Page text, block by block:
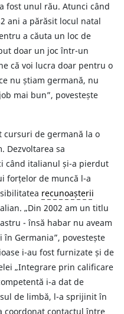
fost unul rău. Atunci când
ani a părăsit locul natal
a căuta un loc de
doar un joc într-un
că voi lucra doar pentru o
nu știam germană, nu
mai bun”, povestește
cursuri de germană la o
Dezvoltarea sa
când italianul și-a pierdut
forțelor de muncă l-a
recunoașterii
„Din 2002 am un titlu
- însă habar nu aveam
în Germania”, povestește
i-au fost furnizate și de
„Integrare prin calificare
i-a dat de
de limbă, l-a sprijinit în
coordonat contactul între